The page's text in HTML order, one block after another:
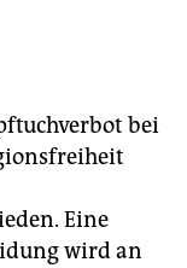
bei
Eine
wird an